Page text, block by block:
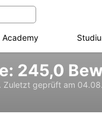
Academy
245,0
. Zuletzt geprüft am